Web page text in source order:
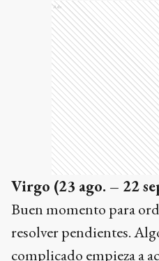
Ads
Virgo (23 ago. – 22
Buen momento para
resolver pendientes.
complicado empieza a